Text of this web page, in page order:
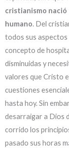
cristianismo nació
humano. Del
todos sus aspectos
concepto de
disminuidas y
valores que Cristo
cuestiones
hasta hoy. Sin
desarraigar a Dios
corrido los
pasado sus horas